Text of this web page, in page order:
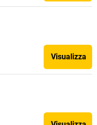
Visualizza